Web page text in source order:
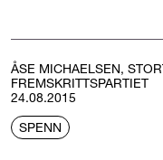
ÅSE MICHAELSEN,
FREMSKRITTSPARTIET
24.08.2015
SPENN